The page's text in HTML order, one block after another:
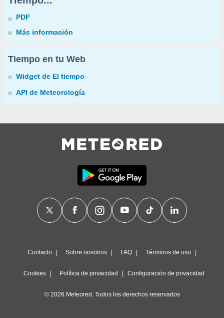
PDF
Más información
Tiempo en tu Web
Widget de El tiempo
API de Meteorología
Contacto Sobre nosotros FAQ Términos de uso
Cookies Política de privacidad Configuración de privacidad
© 2026 Meteored. Todos los derechos reservados